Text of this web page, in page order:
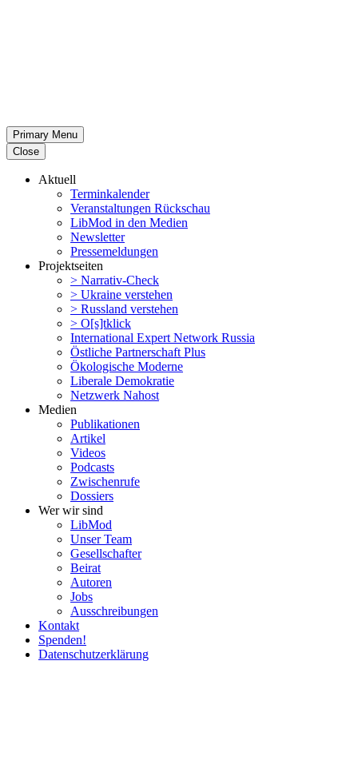
Primary Menu
Close
Aktuell
Termin­ka­lender
Veran­stal­tungen Rückschau
LibMod in den Medien
Newsletter
Presse­mel­dungen
Projekt­seiten
> Narrativ-Check
> Ukraine verstehen
> Russland verstehen
> O[s]tklick
Inter­na­tional Expert Network Russia
Östliche Partner­schaft Plus
Ökolo­gische Moderne
Liberale Demokratie
Netzwerk Nahost
Medien
Publi­ka­tionen
Artikel
Videos
Podcasts
Zwischenrufe
Dossiers
Wer wir sind
LibMod
Unser Team
Gesell­schafter
Beirat
Autoren
Jobs
Ausschrei­bungen
Kontakt
Spenden!
Daten­schutz­er­klärung